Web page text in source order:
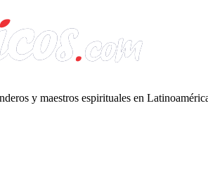
y maestros espirituales en